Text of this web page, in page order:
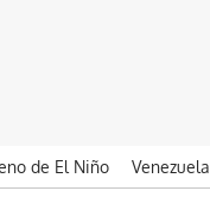
de El Niño Venezuela